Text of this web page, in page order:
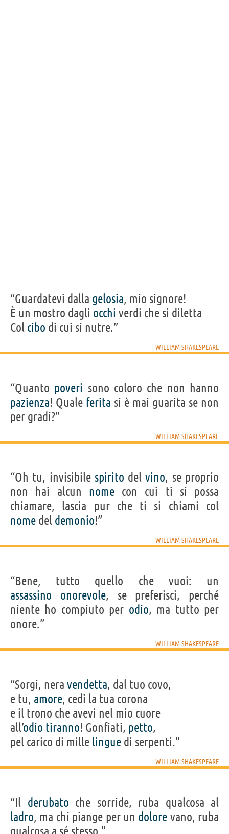
“Guardatevi dalla gelosia, mio signore!
È un mostro dagli occhi verdi che si diletta
Col cibo di cui si nutre.”
WILLIAM SHAKESPEARE
“Quanto poveri sono coloro che non hanno
pazienza! Quale ferita si è mai guarita se non
per gradi?”
WILLIAM SHAKESPEARE
“Oh tu, invisibile spirito delvino, se proprio
non hai alcun nomecon cui ti si possa
chiamare, lascia pur che ti si chiami col
nome del demonio!”
WILLIAM SHAKESPEARE
“Bene, tutto quello che vuoi: un
assassino
onorevole, se preferisci, perché
niente ho compiuto per odio, ma tutto per
onore.”
WILLIAM SHAKESPEARE
“Sorgi, nera vendetta, dal tuo covo,
e tu, amore, cedi la tua corona
e il trono che avevi nel mio cuore
all’odio tiranno! Gonfiati, petto,
pel carico di mille lingue di serpenti.”
WILLIAM SHAKESPEARE
“Il derubato che sorride, ruba qualcosa al
ladro, ma chi piange per un dolore vano, ruba
qualcosa a sé stesso.”